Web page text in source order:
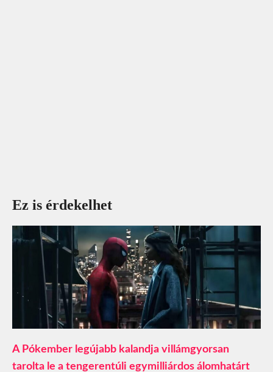
Ez is érdekelhet
A Pókember legújabb kalandja villámgyorsan
tarolta le a tengerentúli egymilliárdos álomhatárt